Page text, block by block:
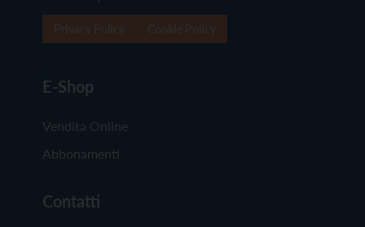
E-Shop
Vendita Online
Abbonamenti
Contatti